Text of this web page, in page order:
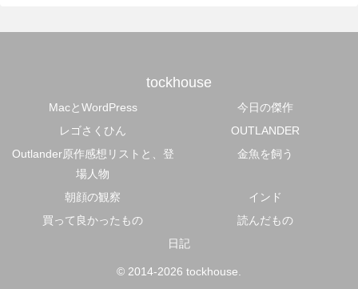
tockhouse
MacとWordPress
今日の傑作
レゴさくひん
OUTLANDER
Outlander原作感想リストと、登
場人物
金魚を飼う
朝顔の観察
インド
買って良かったもの
読んだもの
日記
© 2014-2026 tockhouse.